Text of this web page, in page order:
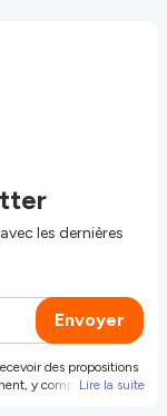
les dernières
Envoyer
des propositions
y compris desLire la suite